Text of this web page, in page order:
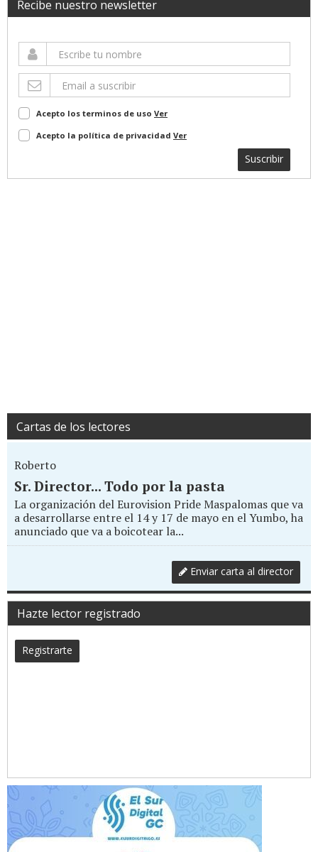
Recibe nuestro newsletter
Acepto los terminos de uso Ver
Acepto la política de privacidad Ver
Suscribir
Cartas de los lectores
Roberto
Sr. Director... Todo por la pasta
La organización del Eurovision Pride Maspalomas que va
a desarrollarse entre el 14 y 17 de mayo en el Yumbo, ha
anunciado que va a boicotear la...
Enviar carta al director
Hazte lector registrado
Registrarte